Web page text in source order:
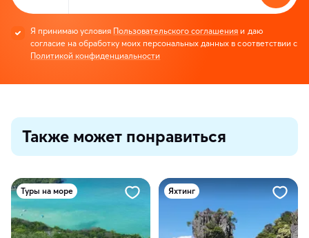
Я принимаю условия Пользовательского соглашения и даю
согласие на обработку моих персональных данных в соответствии с
Политикой конфиденциальности
Также может понравиться
Туры на море Яхтинг